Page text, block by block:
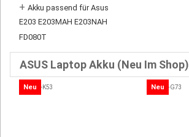
+ Akku passend für Asus
E203 E203MAH E203NAH
FD080T
ASUS Laptop Akku (Neu Im Shop)
Neu Neu